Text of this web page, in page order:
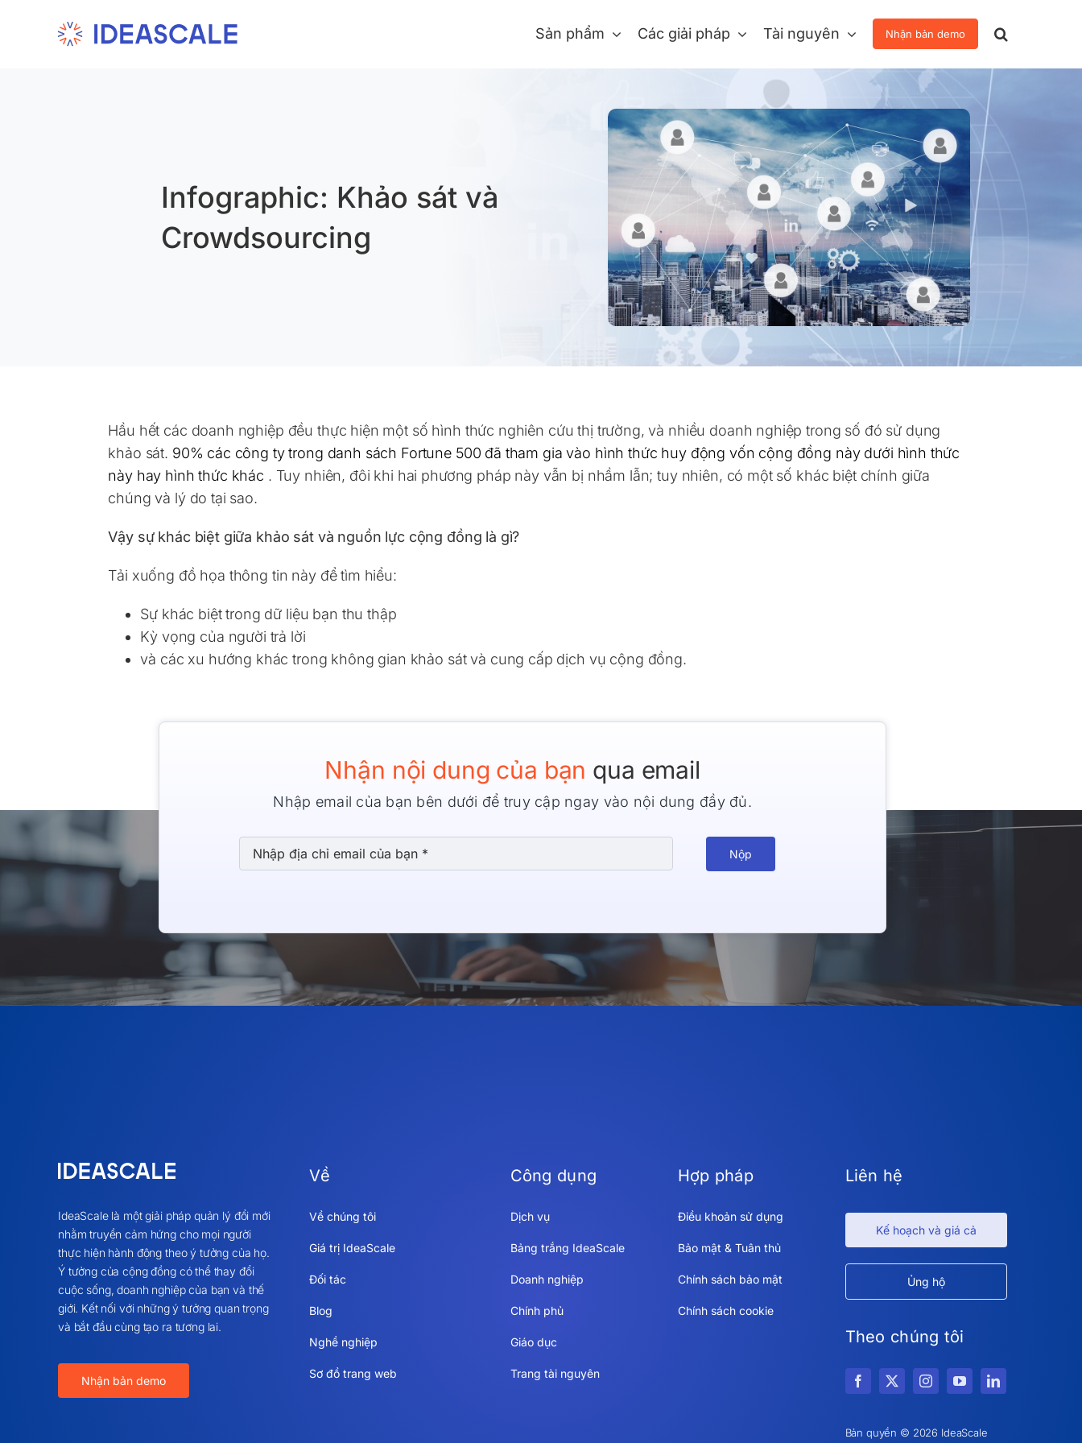
Sản phẩm Các giải pháp Tài nguyên Nhận bản demo
Infographic: Khảo sát và
Crowdsourcing
Hầu hết các doanh nghiệp đều thực hiện một số hình thức nghiên cứu thị trường, và nhiều doanh nghiệp trong số đó sử dụng
khảo sát. 90% các công ty trong danh sách Fortune 500 đã tham gia vào hình thức huy động vốn cộng đồng này dưới hình thức
này hay hình thức khác . Tuy nhiên, đôi khi hai phương pháp này vẫn bị nhầm lẫn; tuy nhiên, có một số khác biệt chính giữa
chúng và lý do tại sao.
Vậy sự khác biệt giữa khảo sát và nguồn lực cộng đồng là gì?
Tải xuống đồ họa thông tin này để tìm hiểu:
Sự khác biệt trong dữ liệu bạn thu thập
Kỳ vọng của người trả lời
và các xu hướng khác trong không gian khảo sát và cung cấp dịch vụ cộng đồng.
Nhận nội dung của bạn qua email
Nhập email của bạn bên dưới để truy cập ngay vào nội dung đầy đủ.
Nộp
IdeaScale là một giải pháp quản lý đổi mới
nhằm truyền cảm hứng cho mọi người
thực hiện hành động theo ý tưởng của họ.
Ý tưởng của cộng đồng có thể thay đổi
cuộc sống, doanh nghiệp của bạn và thế
giới. Kết nối với những ý tưởng quan trọng
và bắt đầu cùng tạo ra tương lai.
Nhận bản demo
Về
Về chúng tôi
Giá trị IdeaScale
Đối tác
Blog
Nghề nghiệp
Sơ đồ trang web
Công dụng
Dịch vụ
Bảng trắng IdeaScale
Doanh nghiệp
Chính phủ
Giáo dục
Trang tài nguyên
Hợp pháp
Điều khoản sử dụng
Bảo mật & Tuân thủ
Chính sách bảo mật
Chính sách cookie
Liên hệ
Kế hoạch và giá cả
Ủng hộ
Theo chúng tôi
Bản quyền © 2026 IdeaScale